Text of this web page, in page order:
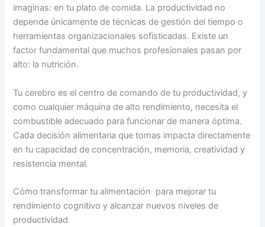
imaginas: en tu plato de comida. La productividad no
depende únicamente de técnicas de gestión del tiempo o
herramientas organizacionales sofisticadas. Existe un
factor fundamental que muchos profesionales pasan por
alto: la nutrición.
Tu cerebro es el centro de comando de tu productividad, y
como cualquier máquina de alto rendimiento, necesita el
combustible adecuado para funcionar de manera óptima.
Cada decisión alimentaria que tomas impacta directamente
en tu capacidad de concentración, memoria, creatividad y
resistencia mental.
Cómo transformar tu alimentación para mejorar tu
rendimiento cognitivo y alcanzar nuevos niveles de
productividad